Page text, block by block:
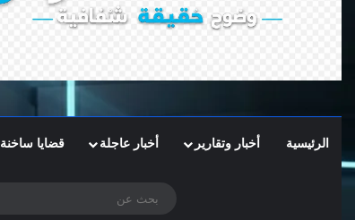
الرئيسية أخبار وتقارير أخبار عاجلة قضايا ساخنة
الوضع المظلم